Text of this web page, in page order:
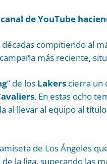
de YouTube
décadas compitiendo al
más reciente,
” de los Lakers cierra un
. En estas ocho
al llevar al equipo al
de Los Ángeles
la liga, superando las